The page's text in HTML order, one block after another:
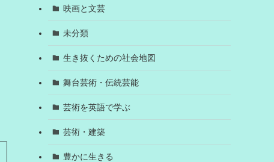
映画と文芸
未分類
生き抜くための社会地図
舞台芸術・伝統芸能
芸術を英語で学ぶ
芸術・建築
豊かに生きる